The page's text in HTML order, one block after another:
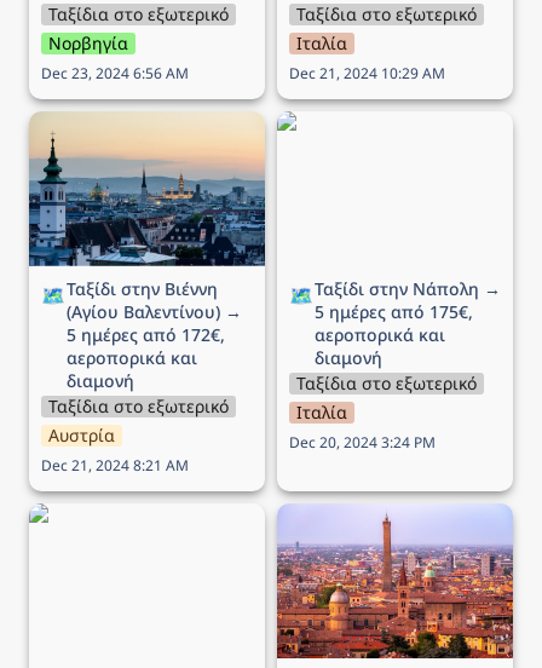
Ταξίδια στο εξωτερικό
Νορβηγία
Dec 23, 2024 6:56 AM
Ταξίδια στο εξωτερικό
Ιταλία
Dec 21, 2024 10:29 AM
Ταξίδι στην Βιέννη (Αγίου
Βαλεντίνου) → 5 ημέρες
από 172€, αεροπορικά
και διαμονή
🗺️Ταξίδι στην Βιέννη
(Αγίου Βαλεντίνου) →
5 ημέρες από 172€,
αεροπορικά και
διαμονή
Ταξίδια στο εξωτερικό
Αυστρία
Dec 21, 2024 8:21 AM
Ταξίδι στην Νάπολη → 5
🗺️Ταξίδι στην Νάπολη →
5 ημέρες από 175€,
αεροπορικά και
διαμονή
Ταξίδια στο εξωτερικό
Ιταλία
Dec 20, 2024 3:24 PM
Ταξίδι στο Άμστερνταμ →
Ταξίδι στην Μπολόνια →
5 ημέρες από 212€,
αεροπορικά και διαμονή